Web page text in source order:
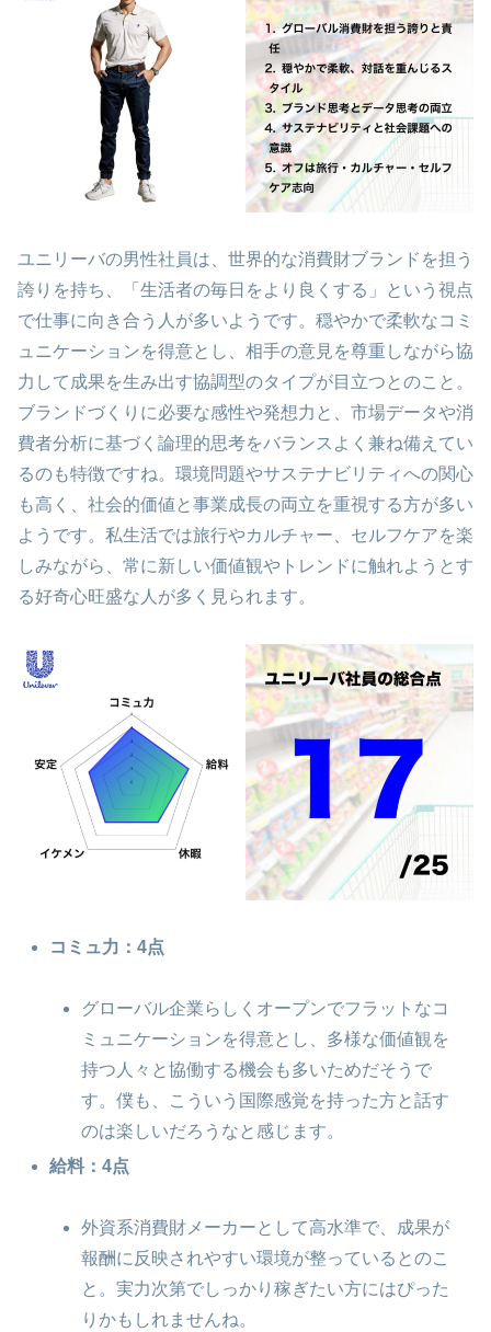
ユニリーバの男性社員は、世界的な消費財ブランドを担う
誇りを持ち、「生活者の毎日をより良くする」という視点
で仕事に向き合う人が多いようです。穏やかで柔軟なコミ
ュニケーションを得意とし、相手の意見を尊重しながら協
力して成果を生み出す協調型のタイプが目立つとのこと。
ブランドづくりに必要な感性や発想力と、市場データや消
費者分析に基づく論理的思考をバランスよく兼ね備えてい
るのも特徴ですね。環境問題やサステナビリティへの関心
も高く、社会的価値と事業成長の両立を重視する方が多い
ようです。私生活では旅行やカルチャー、セルフケアを楽
しみながら、常に新しい価値観やトレンドに触れようとす
る好奇心旺盛な人が多く見られます。
コミュ力：4点
グローバル企業らしくオープンでフラットなコ
ミュニケーションを得意とし、多様な価値観を
持つ人々と協働する機会も多いためだそうで
す。僕も、こういう国際感覚を持った方と話す
のは楽しいだろうなと感じます。
給料：4点
外資系消費財メーカーとして高水準で、成果が
報酬に反映されやすい環境が整っているとのこ
と。実力次第でしっかり稼ぎたい方にはぴった
りかもしれませんね。